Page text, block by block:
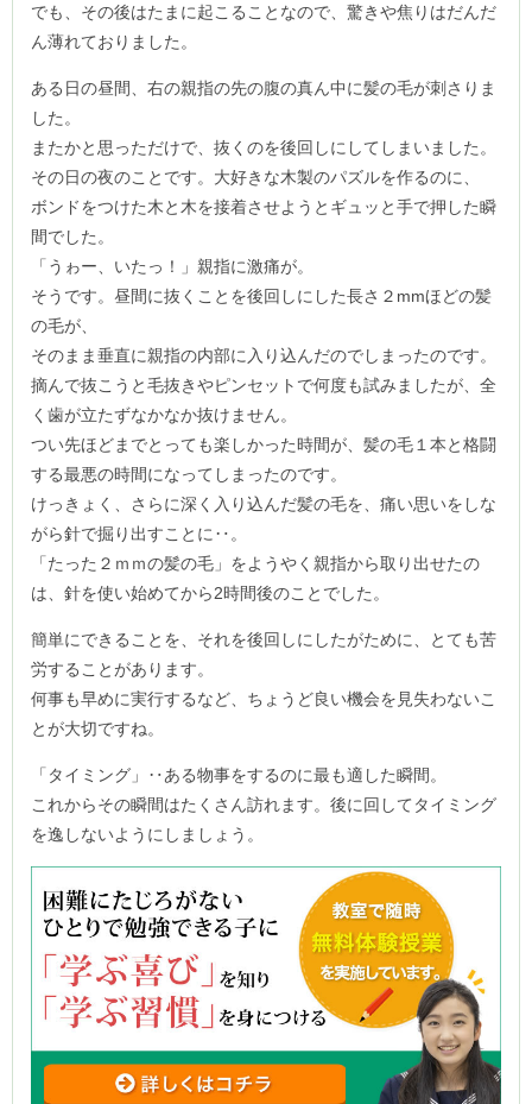
でも、その後はたまに起こることなので、驚きや焦りはだんだ
ん薄れておりました。
ある日の昼間、右の親指の先の腹の真ん中に髪の毛が刺さりま
した。
またかと思っただけで、抜くのを後回しにしてしまいました。
その日の夜のことです。大好きな木製のパズルを作るのに、
ボンドをつけた木と木を接着させようとギュッと手で押した瞬
間でした。
「うゎー、いたっ！」親指に激痛が。
そうです。昼間に抜くことを後回しにした長さ２mmほどの髪
の毛が、
そのまま垂直に親指の内部に入り込んだのでしまったのです。
摘んで抜こうと毛抜きやピンセットで何度も試みましたが、全
く歯が立たずなかなか抜けません。
つい先ほどまでとっても楽しかった時間が、髪の毛１本と格闘
する最悪の時間になってしまったのです。
けっきょく、さらに深く入り込んだ髪の毛を、痛い思いをしな
がら針で掘り出すことに‥。
「たった２ｍｍの髪の毛」をようやく親指から取り出せたの
は、針を使い始めてから2時間後のことでした。
簡単にできることを、それを後回しにしたがために、とても苦
労することがあります。
何事も早めに実行するなど、ちょうど良い機会を見失わないこ
とが大切ですね。
「タイミング」‥ある物事をするのに最も適した瞬間。
これからその瞬間はたくさん訪れます。後に回してタイミング
を逸しないようにしましょう。